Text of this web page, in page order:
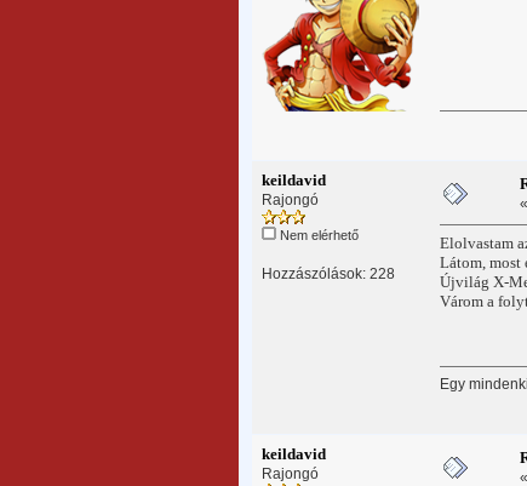
keildavid
Rajongó
Nem elérhető
Hozzászólások: 228
«
Elolvastam
Látom, most
Újvilág X-
Várom a
Egy
keildavid
Rajongó «